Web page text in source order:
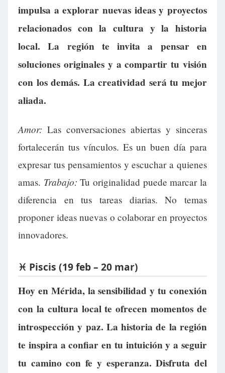
impulsa a explorar nuevas ideas y proyectos
relacionados con la cultura y la historia
local. La región te invita a pensar en
soluciones originales y a compartir tu visión
con los demás. La creatividad será tu mejor
aliada.
Amor: Las conversaciones abiertas y sinceras
fortalecerán tus vínculos. Es un buen día para
expresar tus pensamientos y escuchar a quienes
amas. Trabajo: Tu originalidad puede marcar la
diferencia en tus tareas diarias. No temas
proponer ideas nuevas o colaborar en proyectos
innovadores.
♓ Piscis (19 feb – 20 mar)
Hoy en Mérida, la sensibilidad y tu conexión
con la cultura local te ofrecen momentos de
introspección y paz. La historia de la región
te inspira a confiar en tu intuición y a seguir
tu camino con fe y esperanza. Disfruta del